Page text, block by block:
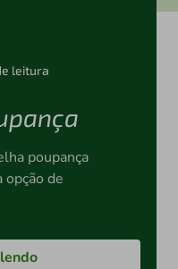
leitura
poupança
de